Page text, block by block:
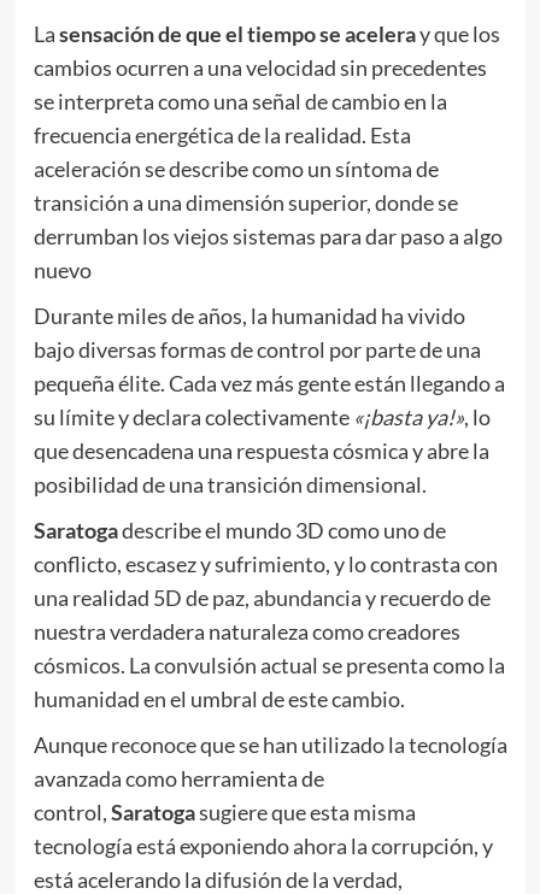
Lasensación de que el tiempo se aceleray que los
cambios ocurren a una velocidad sin precedentes
se interpreta como una señal de cambio en la
frecuencia energética de la realidad. Esta
aceleración se describe como un síntoma de
transición a una dimensión superior, donde se
derrumban los viejos sistemas para dar paso a algo
nuevo
Durante miles de años, la humanidad ha vivido
bajo diversas formas de control por parte de una
pequeña élite. Cada vez más gente están llegando a
su límite y declara colectivamente «¡basta ya!», lo
que desencadena una respuesta cósmica y abre la
posibilidad de una transición dimensional.
Saratogadescribe el mundo 3D como uno de
conflicto, escasez y sufrimiento, y lo contrasta con
una realidad 5D de paz, abundancia y recuerdo de
nuestra verdadera naturaleza como creadores
cósmicos. La convulsión actual se presenta como la
humanidad en el umbral de este cambio.
Aunque reconoce que se han utilizado la tecnología
avanzada como herramienta de
control,Saratogasugiere que esta misma
tecnología está exponiendo ahora la corrupción, y
está acelerando la difusión de la verdad,